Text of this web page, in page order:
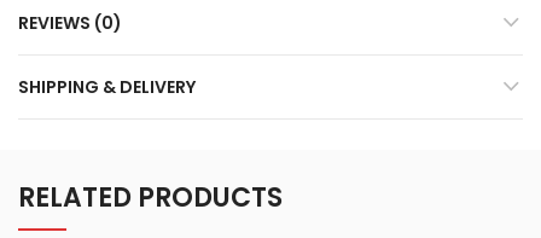
REVIEWS (0)
SHIPPING & DELIVERY
RELATED PRODUCTS